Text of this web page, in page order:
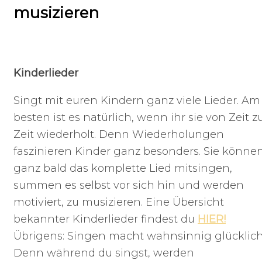
musizieren
Kinderlieder
Singt mit euren Kindern ganz viele Lieder. Am
besten ist es natürlich, wenn ihr sie von Zeit
Zeit wiederholt. Denn Wiederholungen
faszinieren Kinder ganz besonders. Sie
ganz bald das komplette Lied mitsingen,
summen es selbst vor sich hin und werden
motiviert, zu musizieren. Eine Übersicht
bekannter Kinderlieder findest du HIER!
Übrigens: Singen macht wahnsinnig
Denn während du singst, werden